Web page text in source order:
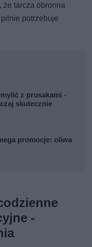
że tarcza obronna
potrzebuje
z prusakami -
skutecznie
promocje: oliwa
-